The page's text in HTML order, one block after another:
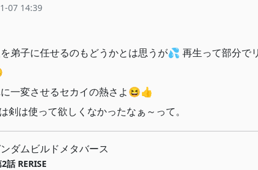
07 14:39
弟子に任せるのもどうかとは思うが💦 再生って部分で
一変させるセカイの熱さよ😆👍
剣は使って欲しくなかったなぁ～って。
ダムビルドメタバース
話 RERISE